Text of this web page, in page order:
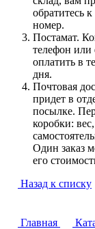
обратитесь
номер.
Постамат.
телефон или
оплатить в
дня.
Почтовая
придет в
посылке.
коробки:
Один заказ
его
Назад к списку
Главная